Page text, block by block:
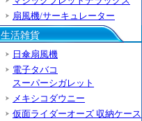
扇風機/サーキュレーター
生活雑貨
日傘扇風機
電子タバコ
スーパーシガレット
メキシコダウニー
仮面ライダーオーズ 収納ケース